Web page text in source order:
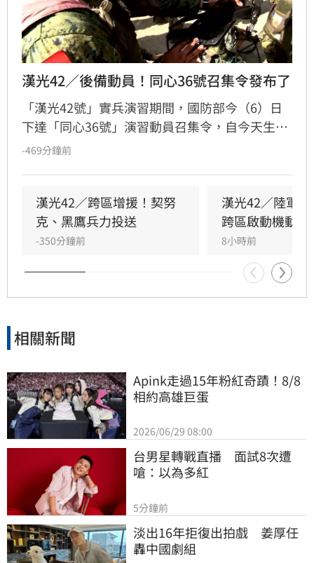
漢光42／後備動員！同心36號召集令發布了
「漢光42號」實兵演習期間，國防部今（6）日
下達「同心36號」演習動員召集令，自今天生
效。
-469分鐘前
漢光42／跨區增援！契努
克、黑鷹兵力投送
-350分鐘前
漢光42／陸軍
跨區啟動機動長
8小時前
相關新聞
Apink走過15年粉紅奇蹟！8/8
相約高雄巨蛋
2026/06/29 08:00
台男星轉戰直播　面試8次遭
嗆：以為多紅
5分鐘前
淡出16年拒復出拍戲　姜厚任
轟中國劇組